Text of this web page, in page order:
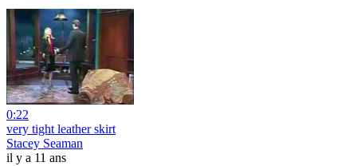
0:22
very tight leather skirt
Stacey Seaman
il y a 11 ans